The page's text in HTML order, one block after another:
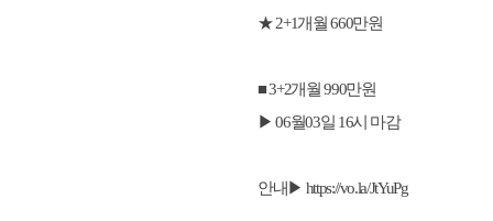
★ 2+1개월 660만원
■ 3+2개월 990만원
▶ 06월03일 16시 마감
안내▶ https://vo.la/JtYuPg